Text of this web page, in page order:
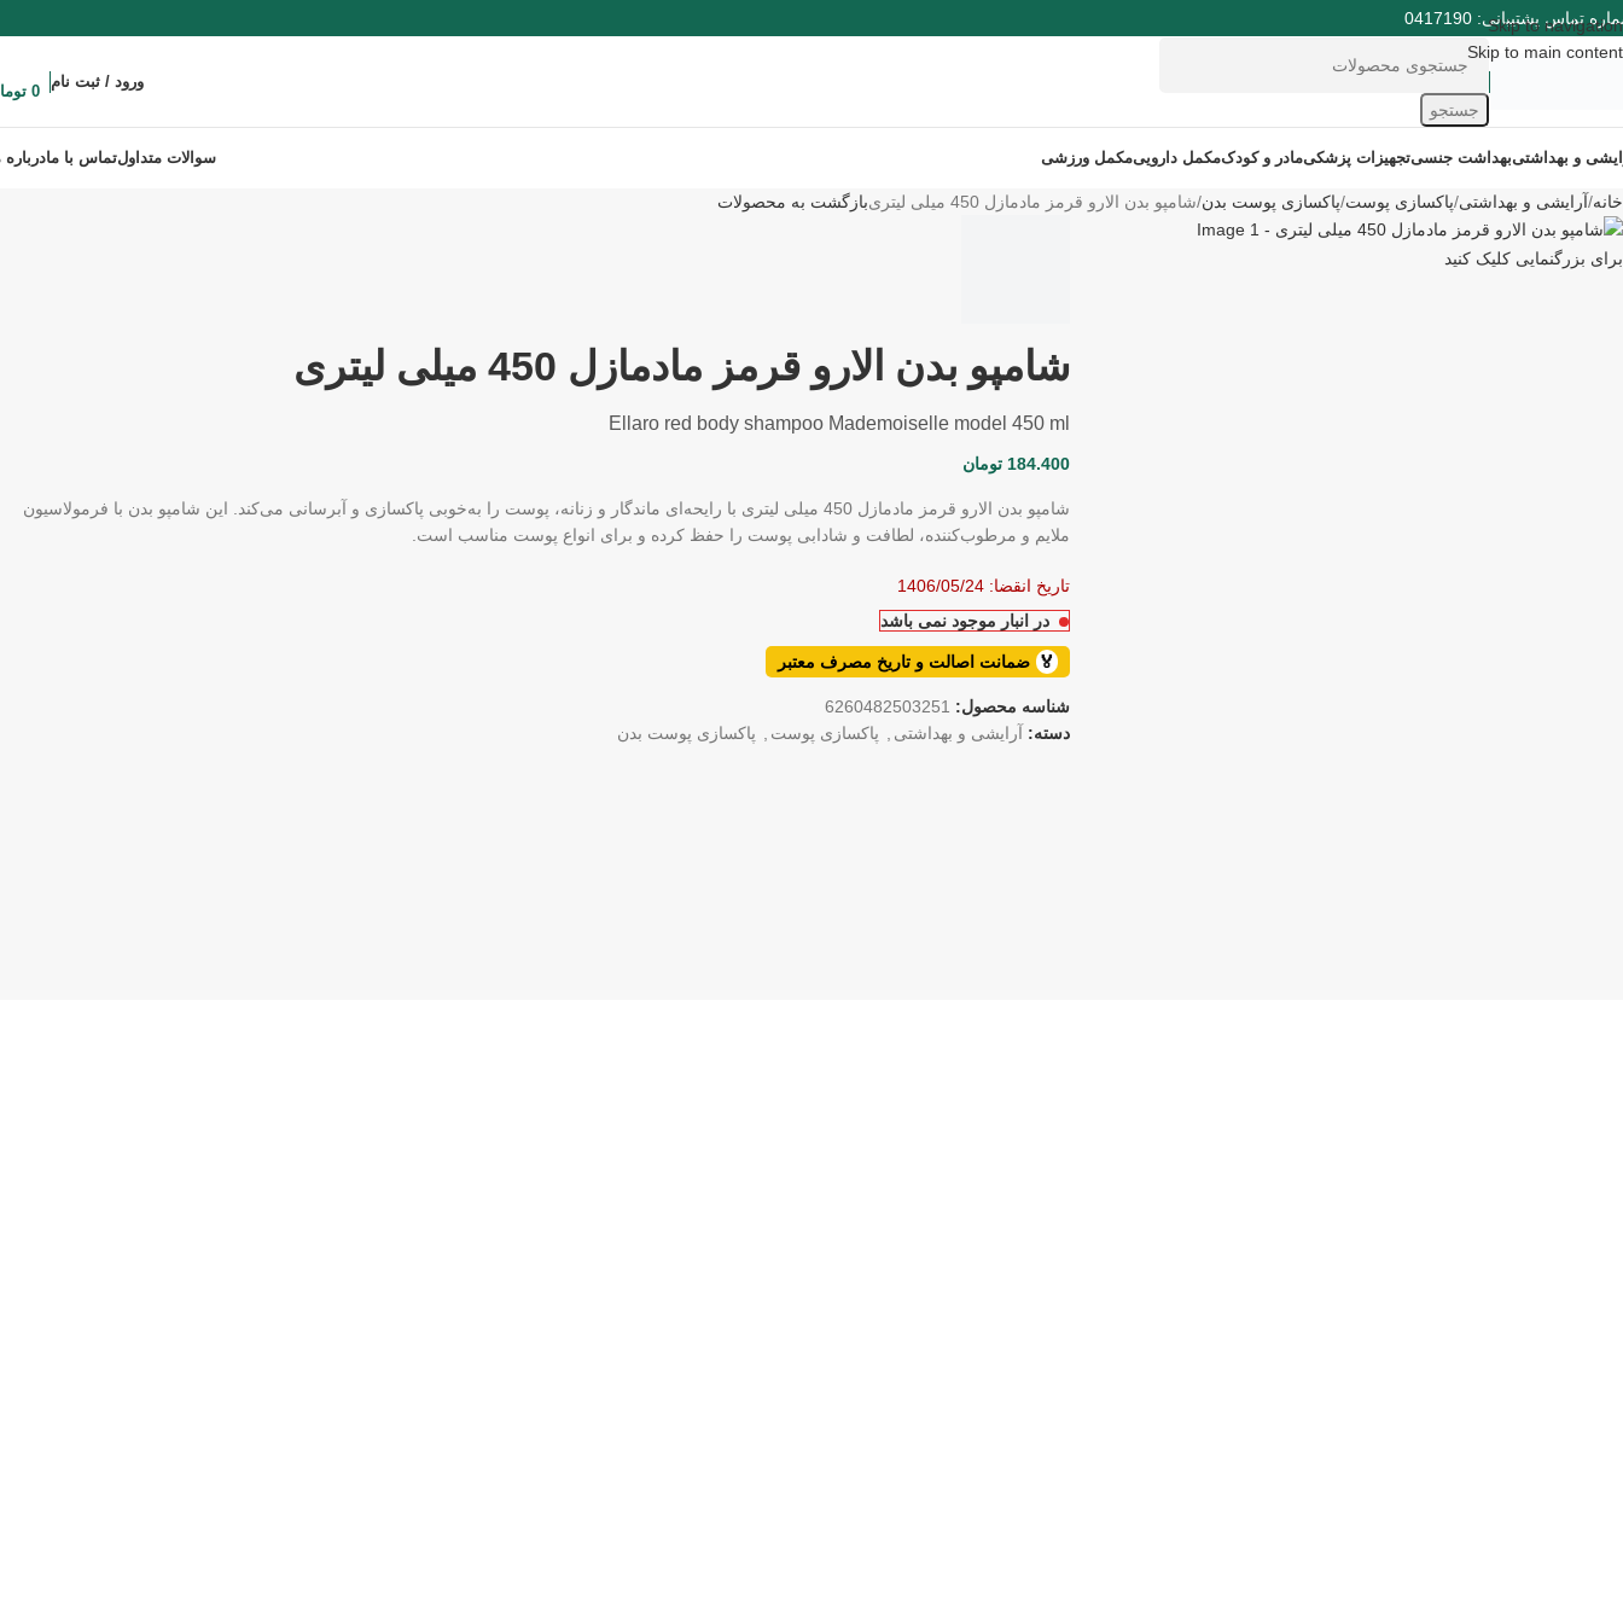
Skip to navigation
Skip to main content
تماس پشتیبانی: 0417190
جستجو
ورود / ثبت نام
0
و بهداشتیبهداشت جنسیتجهیزات پزشکیمادر و کودکمکمل داروییمکمل ورزشی سوالات متداولتماس با مادرباره
خانه آرایشی و بهداشتی پاکسازی پوست پاکسازی پوست بدن شامپو بدن الارو قرمز مادمازل 450 میلی لیتری بازگشت به محصولات
فروخته شده
برای بزرگنمایی کلیک کنید
شامپو بدن الارو قرمز مادمازل 450 میلی لیتری
Ellaro red body shampoo Mademoiselle model 450 ml
184.400 تومان
شامپو بدن الارو قرمز مادمازل 450 میلی لیتری با رایحه‌ای ماندگار و زنانه، پوست را به‌خوبی پاکسازی و آبرسانی می‌کند. این شامپو بدن با فرمولاسیون
ملایم و مرطوب‌کننده، لطافت و شادابی پوست را حفظ کرده و برای انواع پوست مناسب است.
تاریخ انقضا: 1406/05/24
در انبار موجود نمی باشد
🏅 ضمانت اصالت و تاریخ مصرف معتبر
شناسه محصول: 6260482503251
دسته: آرایشی و بهداشتی پاکسازی پوست پاکسازی پوست بدن